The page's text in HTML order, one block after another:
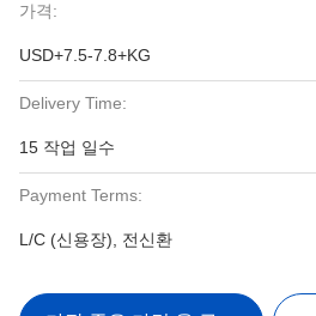
가격:
USD+7.5-7.8+KG
Delivery Time:
15 작업 일수
Payment Terms:
L/C (신용장), 전신환